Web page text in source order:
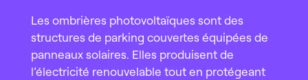
Les ombrières photovoltaïques sont des
structures de parking couvertes équipées de
panneaux solaires. Elles produisent de
l’électricité renouvelable tout en protégeant